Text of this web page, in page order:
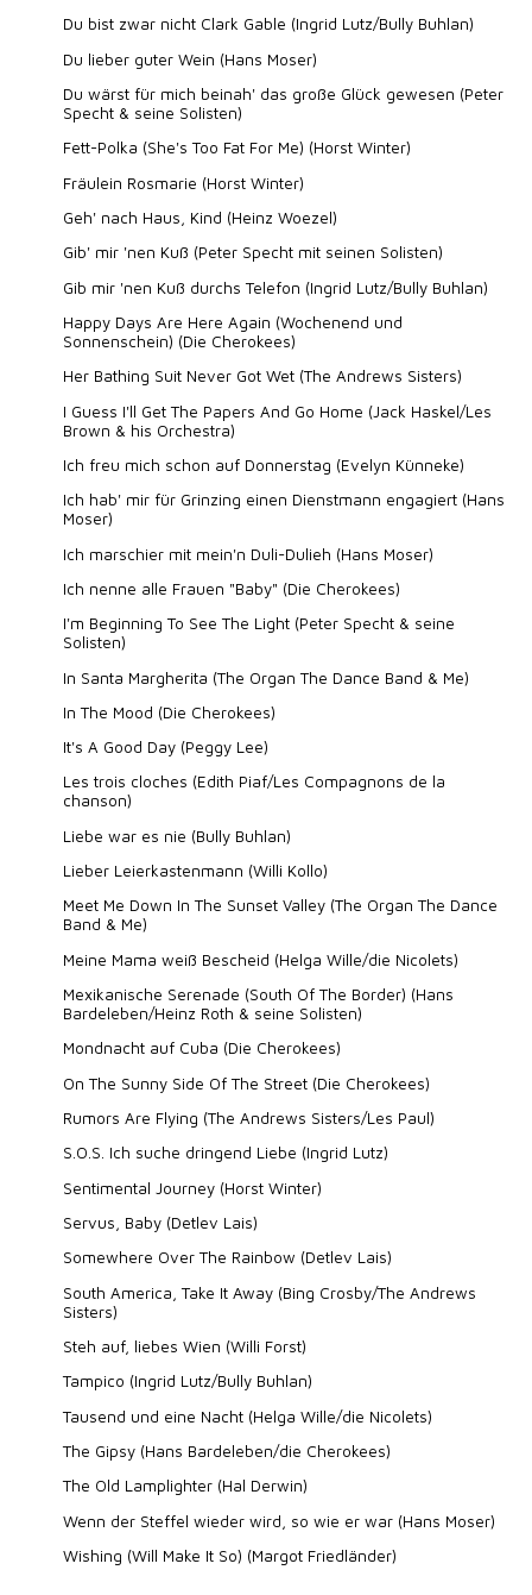
Du bist zwar nicht Clark Gable (Ingrid Lutz/Bully Buhlan)
Du lieber guter Wein (Hans Moser)
Du wärst für mich beinah' das große Glück gewesen (Peter
Specht & seine Solisten)
Fett-Polka (She's Too Fat For Me) (Horst Winter)
Fräulein Rosmarie (Horst Winter)
Geh' nach Haus, Kind (Heinz Woezel)
Gib' mir 'nen Kuß (Peter Specht mit seinen Solisten)
Gib mir 'nen Kuß durchs Telefon (Ingrid Lutz/Bully Buhlan)
Happy Days Are Here Again (Wochenend und
Sonnenschein) (Die Cherokees)
Her Bathing Suit Never Got Wet (The Andrews Sisters)
I Guess I'll Get The Papers And Go Home (Jack Haskel/Les
Brown & his Orchestra)
Ich freu mich schon auf Donnerstag (Evelyn Künneke)
Ich hab' mir für Grinzing einen Dienstmann engagiert (Hans
Moser)
Ich marschier mit mein'n Duli-Dulieh (Hans Moser)
Ich nenne alle Frauen "Baby" (Die Cherokees)
I'm Beginning To See The Light (Peter Specht & seine
Solisten)
In Santa Margherita (The Organ The Dance Band & Me)
In The Mood (Die Cherokees)
It's A Good Day (Peggy Lee)
Les trois cloches (Edith Piaf/Les Compagnons de la
chanson)
Liebe war es nie (Bully Buhlan)
Lieber Leierkastenmann (Willi Kollo)
Meet Me Down In The Sunset Valley (The Organ The Dance
Band & Me)
Meine Mama weiß Bescheid (Helga Wille/die Nicolets)
Mexikanische Serenade (South Of The Border) (Hans
Bardeleben/Heinz Roth & seine Solisten)
Mondnacht auf Cuba (Die Cherokees)
On The Sunny Side Of The Street (Die Cherokees)
Rumors Are Flying (The Andrews Sisters/Les Paul)
S.O.S. Ich suche dringend Liebe (Ingrid Lutz)
Sentimental Journey (Horst Winter)
Servus, Baby (Detlev Lais)
Somewhere Over The Rainbow (Detlev Lais)
South America, Take It Away (Bing Crosby/The Andrews
Sisters)
Steh auf, liebes Wien (Willi Forst)
Tampico (Ingrid Lutz/Bully Buhlan)
Tausend und eine Nacht (Helga Wille/die Nicolets)
The Gipsy (Hans Bardeleben/die Cherokees)
The Old Lamplighter (Hal Derwin)
Wenn der Steffel wieder wird, so wie er war (Hans Moser)
Wishing (Will Make It So) (Margot Friedländer)